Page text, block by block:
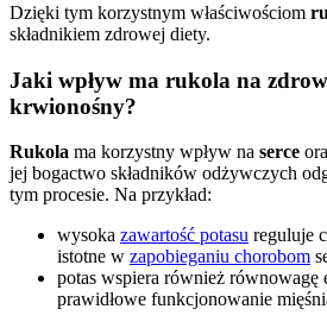
Dzięki tym korzystnym właściwościom
składnikiem zdrowej diety.
Jaki wpływ ma rukola na
krwionośny?
Rukola ma korzystny wpływ na serce
jej bogactwo składników odżywczych
tym procesie. Na przykład:
wysoka zawartość potasu reguluje
istotne w zapobieganiu chorobom
potas wspiera również równowagę
prawidłowe funkcjonowanie